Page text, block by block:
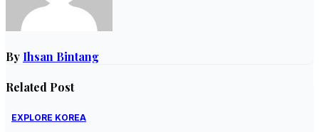
By Ihsan Bintang
Related Post
EXPLORE KOREA